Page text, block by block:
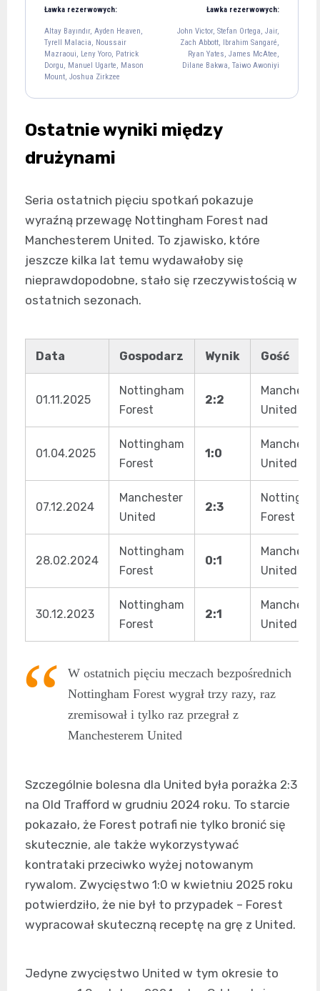
Matheus Cunha Amad Diallo
26
Luca Netz
Morgan Gibbs-White Elliot Anderson Nicolás Domínguez
Chris Wood Igor Jesus
Ławka rezerwowych: Ławka rezerwowych:
Altay Bayındır, Ayden Heaven,
Tyrell Malacia, Noussair
Mazraoui, Leny Yoro, Patrick
Dorgu, Manuel Ugarte, Mason
Mount, Joshua Zirkzee
John Victor, Stefan Ortega, Jair,
Zach Abbott, Ibrahim Sangaré,
Ryan Yates, James McAtee,
Dilane Bakwa, Taiwo Awoniyi
Ostatnie wyniki między
drużynami
Seria ostatnich pięciu spotkań pokazuje
wyraźną przewagę Nottingham Forest nad
Manchesterem United. To zjawisko, które
jeszcze kilka lat temu wydawałoby się
nieprawdopodobne, stało się rzeczywistością w
ostatnich sezonach.
Data Gospodarz Wynik Gość
01.11.2025
Nottingham
Forest
2:2
United
01.04.2025
Nottingham
Forest
1:0
United
07.12.2024
Manchester
United
2:3
Forest
28.02.2024
Nottingham
Forest
0:1
United
30.12.2023
Nottingham
Forest
2:1
United
W ostatnich pięciu meczach bezpośrednich
Nottingham Forest wygrał trzy razy, raz
zremisował i tylko raz przegrał z
Manchesterem United
Szczególnie bolesna dla United była porażka 2:3
na Old Trafford w grudniu 2024 roku. To starcie
pokazało, że Forest potrafi nie tylko bronić się
skutecznie, ale także wykorzystywać
kontrataki przeciwko wyżej notowanym
rywalom. Zwycięstwo 1:0 w kwietniu 2025 roku
potwierdziło, że nie był to przypadek – Forest
wypracował skuteczną receptę na grę z United.
Jedyne zwycięstwo United w tym okresie to